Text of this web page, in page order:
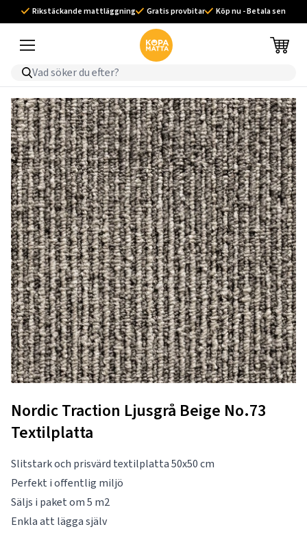
Rikstäckande mattläggning Gratis provbitar Köp nu - Betala sen
Nordic Traction Ljusgrå Beige No.73
Textilplatta
Slitstark och prisvärd textilplatta 50x50 cm
Perfekt i offentlig miljö
Säljs i paket om 5 m2
Enkla att lägga själv